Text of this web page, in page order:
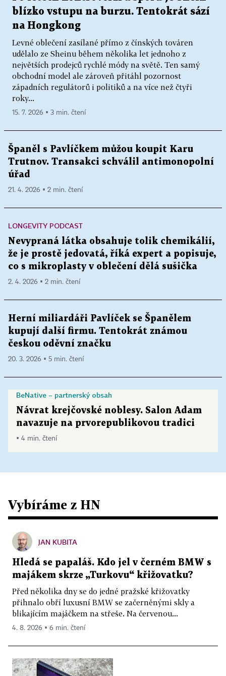
blízko vstupu na burzu. Tentokrát sází
na Hongkong
Levné oblečení zasílané přímo z čínských továren
udělalo ze Sheinu během několika let jednoho z
největších prodejců rychlé módy na světě. Ten samý
obchodní model ale zároveň přitáhl pozornost
západních regulátorů i politiků a na více než čtyři
roky...
15. 7. 2026 ▪ 3 min. čtení
Španěl s Pavlíčkem můžou koupit Karu
Trutnov. Transakci schválil antimonopolní
úřad
21. 4. 2026 ▪ 2 min. čtení
LONGEVITY PODCAST
Nevypraná látka obsahuje tolik chemikálií,
že je prostě jedovatá, říká expert a popisuje,
co s mikroplasty v oblečení dělá sušička
2. 4. 2026 ▪ 2 min. čtení
Herní miliardáři Pavlíček se Španělem
kupují další firmu. Tentokrát známou
českou oděvní značku
20. 3. 2026 ▪ 5 min. čtení
BeNative – partnerský obsah
Návrat krejčovské noblesy. Salon Adam
navazuje na prvorepublikovou tradici
▪ 4 min. čtení
Vybíráme z HN
JAN KUBITA
Hledá se papaláš. Kdo jel v černém BMW s
majákem skrze „Turkovu“ křižovatku?
Před několika dny se do jedné pražské křižovatky
přihnalo obří luxusní BMW se začerněnými skly a
blikajícím majáčkem na střeše. Na červenou...
4. 8. 2026 ▪ 6 min. čtení